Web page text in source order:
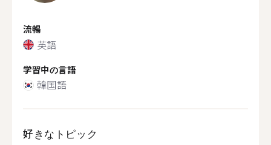
流暢
英語
学習中の言語
韓国語
好きなトピック